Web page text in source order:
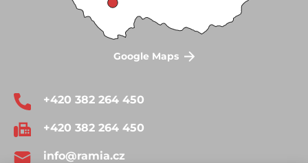
Google Maps
+420 382 264 450
+420 382 264 450
info@ramia.cz